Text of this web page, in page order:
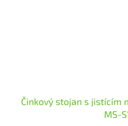
Činkový stojan s jistícím
MS-